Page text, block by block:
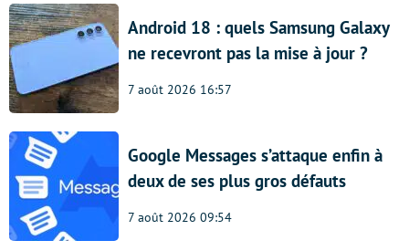
Android 18 : quels Samsung Galaxy
ne recevront pas la mise à jour ?
7 août 2026 16:57
Google Messages s’attaque enfin à
deux de ses plus gros défauts
7 août 2026 09:54